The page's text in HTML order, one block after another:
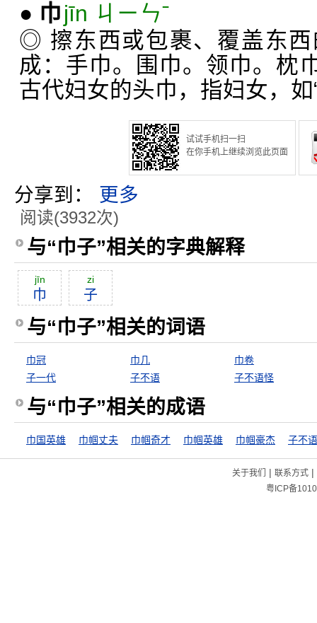
● 巾jīn ㄐㄧㄣˉ
◎ 擦东西或包裹、覆盖东
成：手巾。围巾。领巾。枕
古代妇女的头巾，指妇女，如
试试手机扫一扫
在你手机上继续浏览此页面
分享到： 更多
阅读(3932次)
与“巾子”相关的字典解释
jīn
巾
zi
子
与“巾子”相关的词语
巾冠 巾几
巾卷
子一代
子不语 子不语怪
与“巾子”相关的成语
巾国英雄 巾帼丈夫 巾帼奇才 巾帼英雄 巾帼豪杰 子不
关于我们 | 联系方式|
粤ICP备